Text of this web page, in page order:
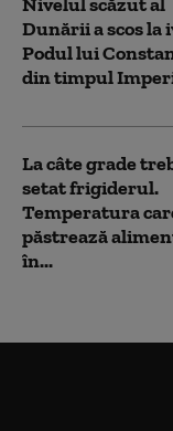
Dunării a scos la
Podul lui
din timpul
La câte grade
setat frigiderul.
Temperatura
păstrează
în...